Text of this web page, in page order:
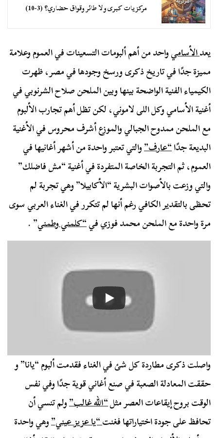
مركزيات كبرى ولا طائر وقواق حضاري؟ (3-10)
يعدالأساميواحد من أهم ألبومات التسعينات في العموم وعلامة
مميزة جدًا في تاريخ ذكرى ورسخ وجودها في مصر، ظهرت
الكيمياء الفنية الواضحة بينها وبين الملحن صلاح الشرنوبي في
أغنية الأسامي وكل اللى لاموني، لكن تظل أهم تجارب الألبوم
مع الملحن ممدوح الجبالي والموزع أشرف محروس في الأغنية
البديعة جدًا“عارف”والتي تعتبر واحدة من أشهر أغانيها في
العموم، ثم التجربة الخاصة المتفردة في أغنية “مش فاضلك”
والتي وزعت بالأصوات البشرية “الأكابيلا” وهي تجربة لم
تحظى بالتقدير الكافي رغم أنها لم تتكرر في الغناء العربي سوى
مرة واحدة مع الملحن محمد فوزي في“كلمني وطمني” .
واصلت ذكرى مطاردة كل شئ في الغناء فقدمت ألبوم “يانا” و
حققت المعادلة الصعبة في صنع أغاني قوية جدًا وفي نفس
الوقت بروح إيقاعات العصر مثل“الله غالب”ولم تنسي أن
تحافظ على جودة اختياراتها فغنت“يا عزيز عيني”وهي واحدة